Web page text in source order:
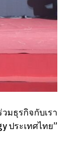
มธุรกิจกับเรา
ประเทศไทย”